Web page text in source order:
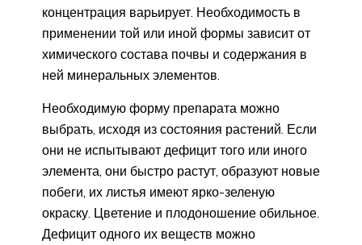
концентрация варьирует. Необходимость в
применении той или иной формы зависит от
химического состава почвы и содержания в
ней минеральных элементов.
Необходимую форму препарата можно
выбрать, исходя из состояния растений. Если
они не испытывают дефицит того или иного
элемента, они быстро растут, образуют новые
побеги, их листья имеют ярко-зеленую
окраску. Цветение и плодоношение обильное.
Дефицит одного их веществ можно